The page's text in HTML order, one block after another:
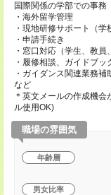
国際関係の学部での事務
・海外留学管理
・現地研修サポート（学
・申請手続き
・窓口対応（学生、教員
・履修相談、ガイドブ
・ガイダンス関連業務補
など
＊英文メールの作成機
ル使用OK)
職場の雰囲気
年齢層
男女比率